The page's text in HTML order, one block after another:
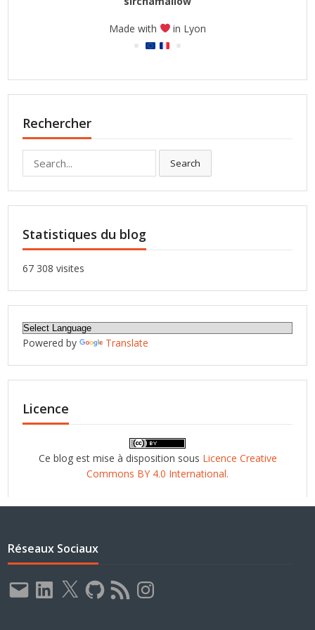
Made with in Lyon
Rechercher
for:
Search
Statistiques du blog
67 308 visites
Powered by Translate
Licence
Ce blog est mise à disposition sous Licence Creative
Commons BY 4.0 International.
Réseaux Sociaux
E-
mail
LinkedIn
X GitHubFlux
RSS
Instagram